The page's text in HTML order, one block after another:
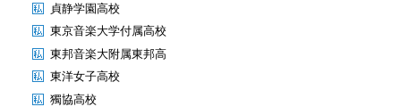
貞静学園高校
東京音楽大学付属高校
東邦音楽大附属東邦高
東洋女子高校
獨協高校